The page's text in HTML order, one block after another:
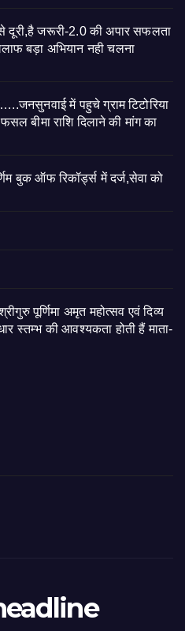
जरूरी-2.0 की अपार सफलता
बड़ा अभियान नही चलना
में पहुचे ग्राम टिटोरिया
बीमा राशि दिलाने की मांग का
बुक ऑफ रिकॉर्ड्स में दर्ज,सेवा को
पूर्णिमा अमृत महोत्सव एवं दिव्य
स्तम्भ की आवश्यकता होती हैं माता-